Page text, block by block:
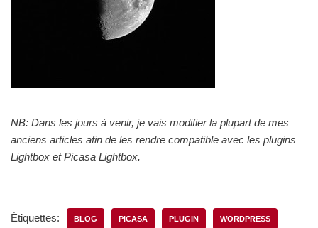
NB: Dans les jours à venir, je vais modifier la plupart de mes
anciens articles afin de les rendre compatible avec les plugins
Lightbox et Picasa Lightbox.
Étiquettes: BLOG PICASA PLUGIN WORDPRESS